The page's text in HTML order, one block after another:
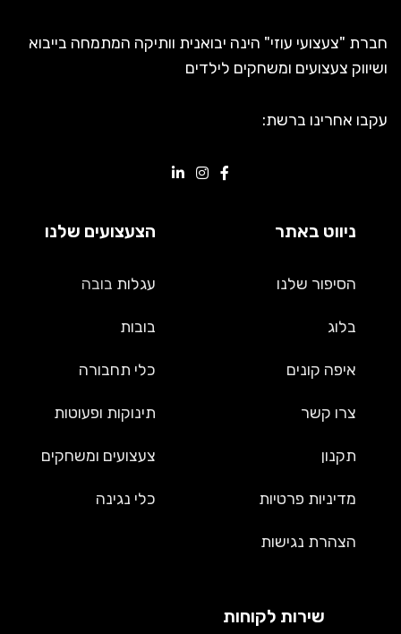
חברת "צעצועי עוזי" הינה יבואנית וותיקה המתמחה בייבוא
ושיווק צעצועים ומשחקים לילדים
עקבו אחרינו ברשת:
ניווט באתר
הסיפור שלנו
בלוג
איפה קונים
צרו קשר
תקנון
מדיניות פרטיות
הצהרת נגישות
הצעצועים שלנו
עגלות בובה
בובות
כלי תחבורה
תינוקות ופעוטות
צעצועים ומשחקים
כלי נגינה
שירות לקוחות